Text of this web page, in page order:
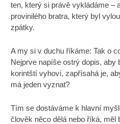
ten, který si právě vykládáme –
provinilého bratra, který byl
zpátky.
A my si v duchu říkáme: Tak o
Nejprve napíše ostrý dopis,
korintští vyhoví, zapřísahá je,
má jeden vyznat?
Tím se dostáváme k hlavní
člověk něco dělá nebo říká, měl